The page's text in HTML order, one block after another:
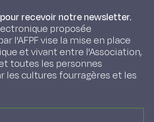
recevoir notre newsletter.
proposée
l'AFPF vise la mise en place
et vivant entre l'Association,
toutes les personnes
les cultures fourragères et les